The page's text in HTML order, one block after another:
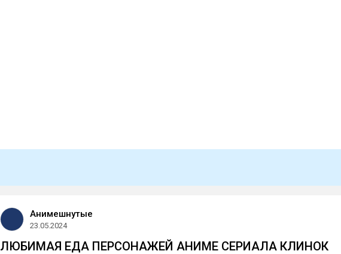
Анимешнутые
23.05.2024
ЛЮБИМАЯ ЕДА ПЕРСОНАЖЕЙ АНИМЕ СЕРИАЛА КЛИНОК